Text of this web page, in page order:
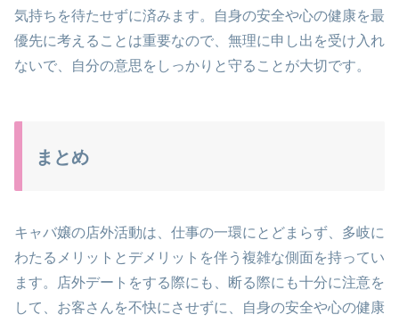
気持ちを待たせずに済みます。自身の安全や心の健康を最
優先に考えることは重要なので、無理に申し出を受け入れ
ないで、自分の意思をしっかりと守ることが大切です。
まとめ
キャバ嬢の店外活動は、仕事の一環にとどまらず、多岐に
わたるメリットとデメリットを伴う複雑な側面を持ってい
ます。店外デートをする際にも、断る際にも十分に注意を
して、お客さんを不快にさせずに、自身の安全や心の健康